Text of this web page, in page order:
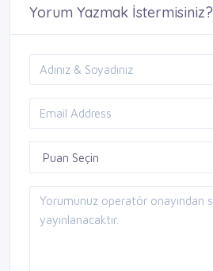
Yorum Yazmak İstermisiniz?